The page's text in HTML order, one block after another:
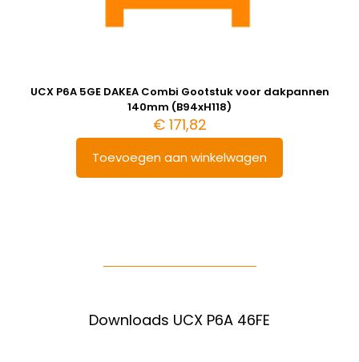
UCX P6A 5GE DAKEA Combi Gootstuk voor dakpannen
140mm (B94xH118)
€171,82
Toevoegen aan winkelwagen
Downloads UCX P6A 46FE